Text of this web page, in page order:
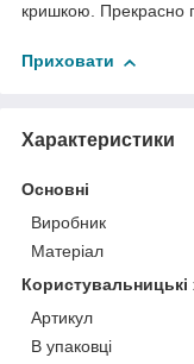
кришкою. Прекрасно
Приховати
Характеристики
Основні
Виробник
Матеріал
Користувальницькі
Артикул
В упаковці